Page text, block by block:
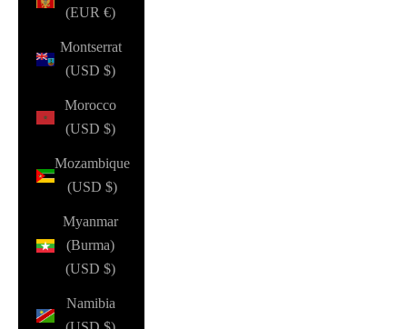
(EUR €)
Montserrat
(USD $)
Morocco
(USD $)
Mozambique
(USD $)
Myanmar
(Burma)
(USD $)
Namibia